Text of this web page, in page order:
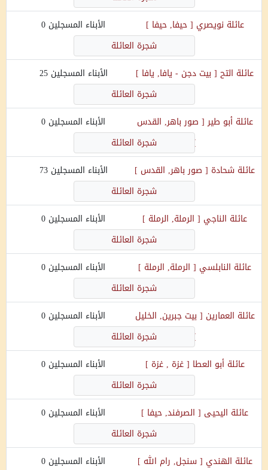
عائلة نويصري [ حيفا, حيفا ] الأبناء المسجلين 0
شجرة العائلة
عائلة التح [ بيت دجن - يافا, يافا ] الأبناء المسجلين25
شجرة العائلة
عائلةأبو طير [ صور باهر, القدس
]
الأبناء المسجلين 0
شجرة العائلة
عائلة شحادة [ صور باهر, القدس ] الأبناء المسجلين73
شجرة العائلة
عائلة الناجي [ الرملة, الرملة ] الأبناء المسجلين 0
شجرة العائلة
عائلة النابلسي [ الرملة, الرملة ] الأبناء المسجلين 0
شجرة العائلة
عائلة العمارين [ بيت جبرين, الخليل
]
الأبناء المسجلين 0
شجرة العائلة
عائلةأبو العطا [ غزة , غزة ] الأبناء المسجلين 0
شجرة العائلة
عائلة اليحيى [ الصرفند, حيفا ] الأبناء المسجلين 0
شجرة العائلة
عائلة الهندي [ سنجل, رام الله ] الأبناء المسجلين 0